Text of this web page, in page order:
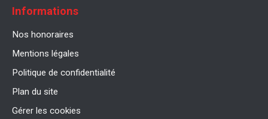
Informations
Nos honoraires
Mentions légales
Politique de confidentialité
Plan du site
Gérer les cookies